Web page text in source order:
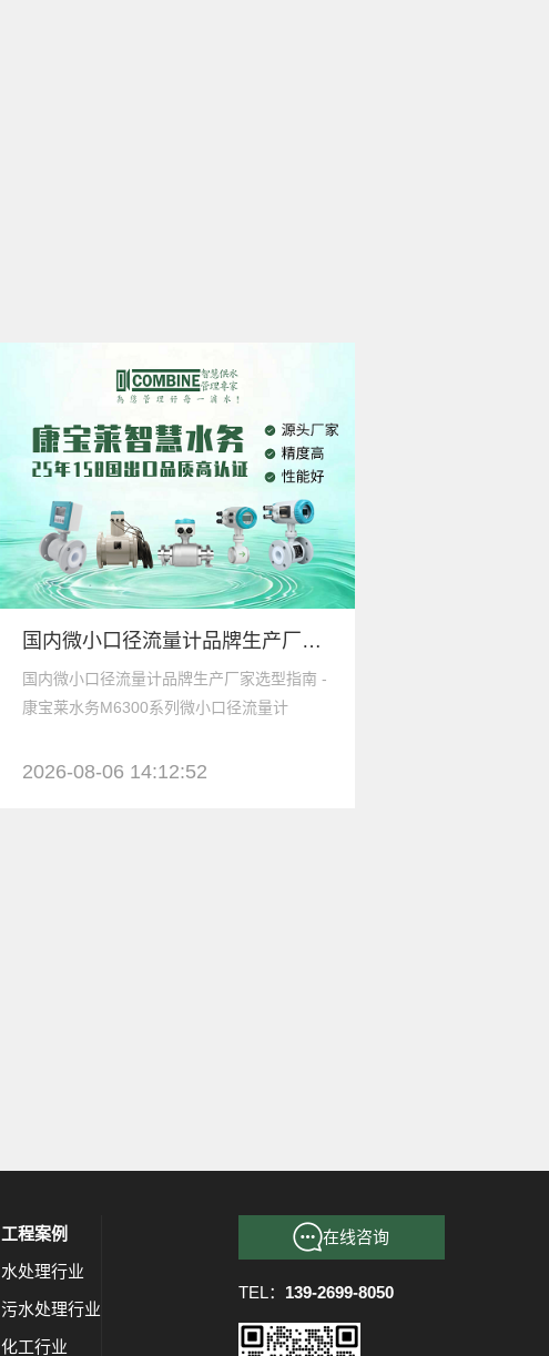
国内微小口径流量计品牌生产厂家选型指南 - 康宝莱水务M6300系列微小口径流量计
国内微小口径流量计品牌生产厂家选型指南 -
康宝莱水务M6300系列微小口径流量计
2026-08-06 14:12:52
工程案例
水处理行业
污水处理行业
化工行业
在线咨询
TEL： 139-2699-8050